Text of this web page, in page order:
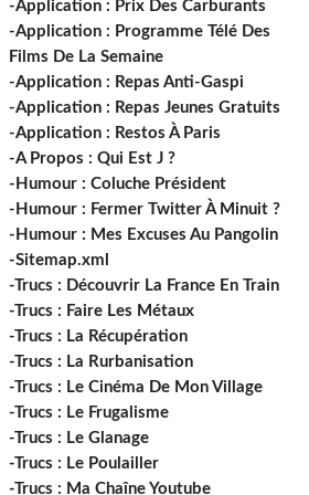
-Application : Prix Des Carburants
-Application : Programme Télé Des
Films De La Semaine
-Application : Repas Anti-Gaspi
-Application : Repas Jeunes Gratuits
-Application : Restos À Paris
-A Propos : Qui Est J ?
-Humour : Coluche Président
-Humour : Fermer Twitter À Minuit ?
-Humour : Mes Excuses Au Pangolin
-Sitemap.xml
-Trucs : Découvrir La France En Train
-Trucs : Faire Les Métaux
-Trucs : La Récupération
-Trucs : La Rurbanisation
-Trucs : Le Cinéma De Mon Village
-Trucs : Le Frugalisme
-Trucs : Le Glanage
-Trucs : Le Poulailler
-Trucs : Ma Chaîne Youtube